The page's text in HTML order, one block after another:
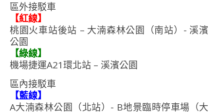
區外接駁車
【紅線】
桃園火車站後站 – 大湳森林公園（南站）- 溪濱
公園
【綠線】
機場捷運A21環北站 – 溪濱公園
區內接駁車
【藍線】
A大湳森林公園（北站）- B地景臨時停車場（大